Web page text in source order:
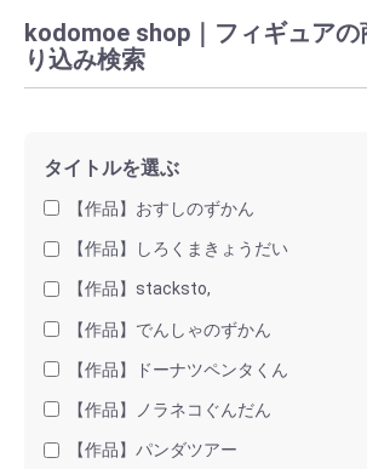
kodomoe shop｜フィギュアの
り込み検索
タイトルを選ぶ
【作品】おすしのずかん
【作品】しろくまきょうだい
【作品】stacksto,
【作品】でんしゃのずかん
【作品】ドーナツペンタくん
【作品】ノラネコぐんだん
【作品】パンダツアー